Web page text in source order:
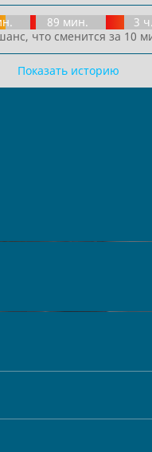
89 мин.
3 ч.
что сменится за 10
Показать историю